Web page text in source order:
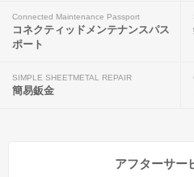
Connected Maintenance Passport
コネクティッドメンテナンスパス
ポート
SIMPLE SHEETMETAL REPAIR
簡易鈑金
アフターサー